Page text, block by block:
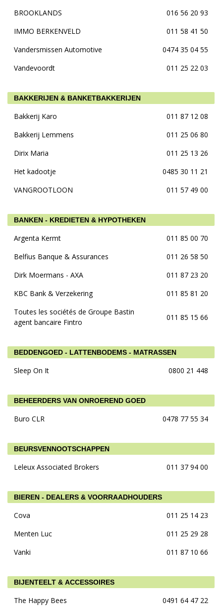
BROOKLANDS
016 56 20 93
IMMO BERKENVELD
011 58 41 50
Vandersmissen Automotive
0474 35 04 55
Vandevoordt
011 25 22 03
BAKKERIJEN & BANKETBAKKERIJEN
Bakkerij Karo
011 87 12 08
Bakkerij Lemmens
011 25 06 80
Dirix Maria
011 25 13 26
Het kadootje
0485 30 11 21
VANGROOTLOON
011 57 49 00
BANKEN - KREDIETEN & HYPOTHEKEN
Argenta Kermt
011 85 00 70
Belfius Banque & Assurances
011 26 58 50
Dirk Moermans - AXA
011 87 23 20
KBC Bank & Verzekering
011 85 81 20
Toutes les sociétés de Groupe Bastin
agent bancaire Fintro
011 85 15 66
BEDDENGOED - LATTENBODEMS - MATRASSEN
Sleep On It 0800 21 448
BEHEERDERS VAN ONROEREND GOED
Buro CLR 0478 77 55 34
BEURSVENNOOTSCHAPPEN
Leleux Associated Brokers 011 37 94 00
BIEREN - DEALERS & VOORRAADHOUDERS
Cova
011 25 14 23
Menten Luc
011 25 29 28
Vanki
011 87 10 66
BIJENTEELT & ACCESSOIRES
The Happy Bees 0491 64 47 22